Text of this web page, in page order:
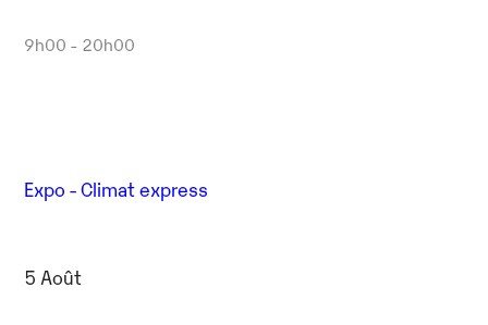
9h00 - 20h00
Expo - Climat express
5 Août